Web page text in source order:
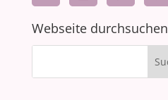
Webseite durchsuchen